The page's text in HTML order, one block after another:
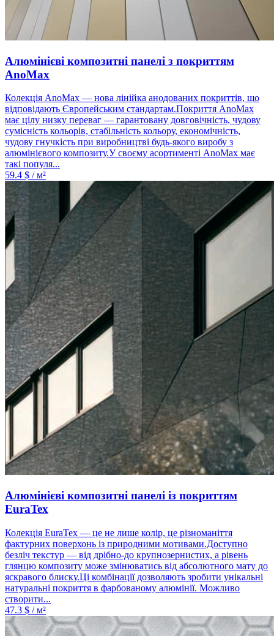
Алюмінієві композитні панелі з покриттям
AnoMax
Колекція AnoMax — нова лінійка анодованих покриттів, що
відповідають Європейським стандартам.Покриття AnoMax
має цілу низку переваг — гарантовану довговічність, чудову
сумісність кольорів, стабільність кольору, економічність,
чудову гнучкість при виробництві будь-якого виробу з
алюмінієвого композиту.У своєму асортименті AnoMax має
такі популя...
59.4 $ / м²
Алюмінієві композитні панелі із покриттям
EuraTex
Колекція EuraTex — це не лише колір, це різноманіття
фактурних поверхонь із природними мотивами.Доступно
безліч текстур — від дрібно-до крупнозернистих, а рівень
глянцю композиту може змінюватись від абсолютного мату до
яскравого блиску.Ці комбінації дозволяють зробити унікальні
натуральні покриття в фарбованому алюмінії. Можливо
створити...
47.3 $ / м²